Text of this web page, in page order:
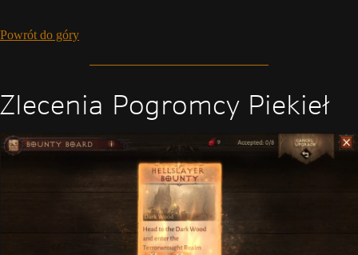
Powrót do góry
Zlecenia Pogromcy Piekieł